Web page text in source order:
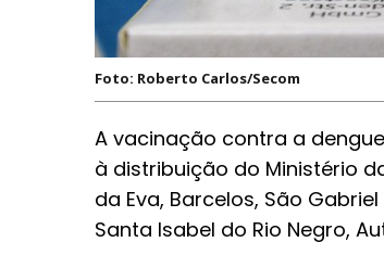
Foto: Roberto Carlos/Secom
A vacinação contra a
à distribuição do Ministério
da Eva, Barcelos, São
Santa Isabel do Rio Negro,